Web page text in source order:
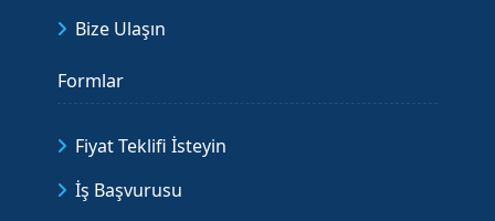
Bize Ulaşın
Formlar
Fiyat Teklifi İsteyin
İş Başvurusu